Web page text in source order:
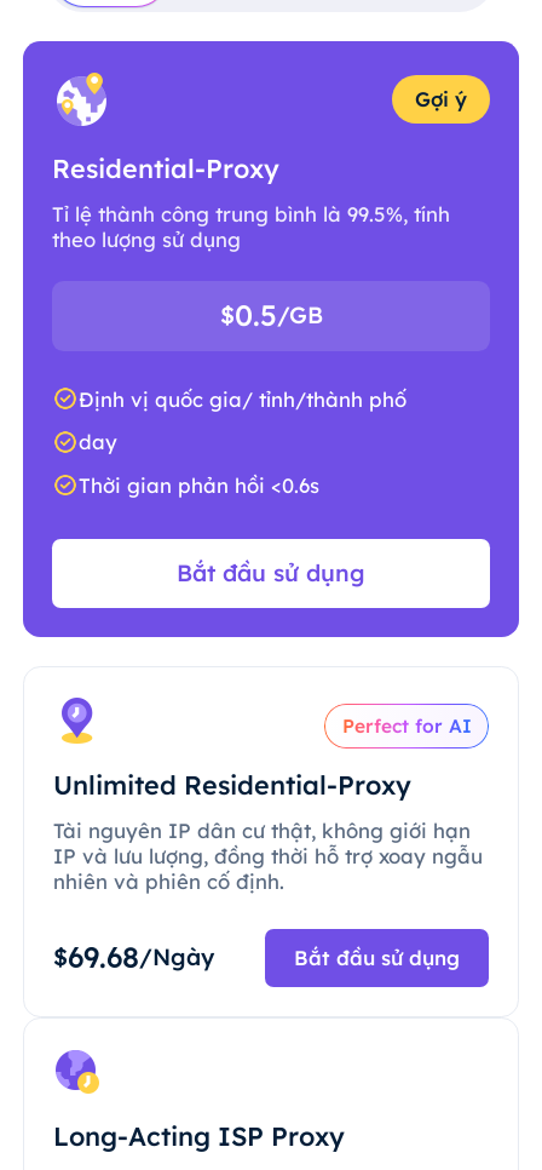
Gợi ý
Residential-Proxy
Tỉ lệ thành công trung bình là 99.5%, tính
theo lượng sử dụng
$0.5/GB
Định vị quốc gia/ tỉnh/thành phố
day
Thời gian phản hồi <0.6s
Bắt đầu sử dụng
Perfect for AI
Unlimited Residential-Proxy
Tài nguyên IP dân cư thật, không giới hạn
IP và lưu lượng, đồng thời hỗ trợ xoay ngẫu
nhiên và phiên cố định.
$69.68/Ngày Bắt đầu sử dụng
Long-Acting ISP Proxy